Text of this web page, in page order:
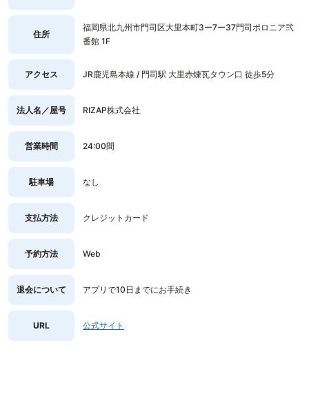
住所
福岡県北九州市門司区大里本町3ー7ー37門司ポロニア弐
番館 1F
アクセス JR鹿児島本線 / 門司駅 大里赤煉瓦タウン口 徒歩5分
法人名／屋号 RIZAP株式会社
営業時間 24:00間
駐車場 なし
支払方法 クレジットカード
予約方法 Web
退会について アプリで10日までにお手続き
URL 公式サイト